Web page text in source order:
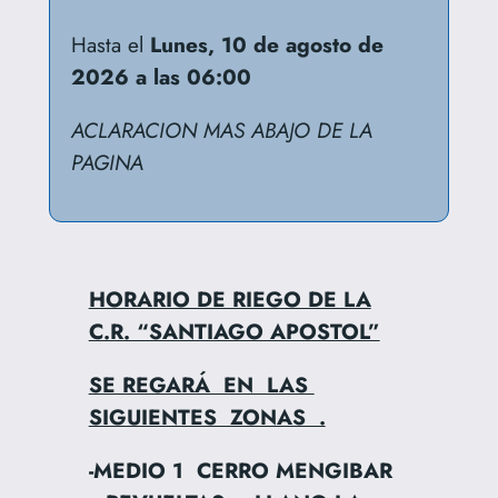
Hasta el Lunes, 10 de agosto de
2026 a las 06:00
ACLARACION MAS ABAJO DE LA
PAGINA
HORARIO DE RIEGO DE LA
C.R. “SANTIAGO APOSTOL”
SE REGARÁ EN LAS
SIGUIENTES ZONAS .
-MEDIO 1 CERRO MENGIBAR